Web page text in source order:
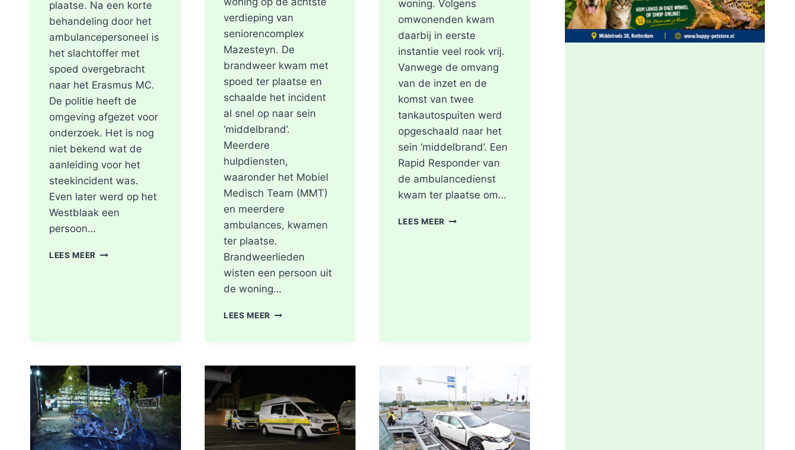
plaatse. Na een korte
behandeling door het
ambulancepersoneel is
het slachtoffer met
spoed overgebracht
naar het Erasmus MC.
De politie heeft de
omgeving afgezet voor
onderzoek. Het is nog
niet bekend wat de
aanleiding voor het
steekincident was.
Even later werd op het
Westblaak een
persoon…
LEES MEER POLITIE
IN
ROTTERDAM
verdieping van
seniorencomplex
Mazesteyn. De
brandweer kwam met
spoed ter plaatse en
schaalde het incident
al snel op naar sein
‘middelbrand’.
Meerdere
hulpdiensten,
waaronder het Mobiel
Medisch Team (MMT)
en meerdere
ambulances, kwamen
ter plaatse.
Brandweerlieden
wisten een persoon uit
de woning…
LEES MEER DODE
VAN
SENIORENFLAT
WATERTORENWEG
IN
woning. Volgens
omwonenden kwam
daarbij in eerste
instantie veel rook vrij.
Vanwege de omvang
van de inzet en de
komst van twee
tankautospuiten werd
opgeschaald naar het
sein ‘middelbrand’. Een
Rapid Responder van
de ambulancedienst
kwam ter plaatse om…
LEES MEERBRAND
ROTTERDAM